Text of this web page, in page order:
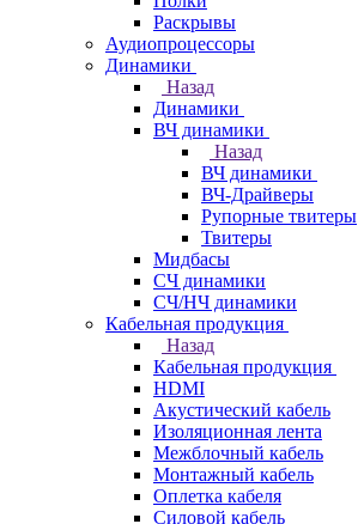
Раскрывы
Аудиопроцессоры
Динамики
Назад
Динамики
ВЧ динамики
Назад
ВЧ динамики
ВЧ-Драйверы
Рупорные твитеры
Твитеры
Мидбасы
СЧ динамики
СЧ/НЧ динамики
Кабельная продукция
Назад
Кабельная продукция
HDMI
Акустический кабель
Изоляционная лента
Межблочный кабель
Монтажный кабель
Оплетка кабеля
Силовой кабель